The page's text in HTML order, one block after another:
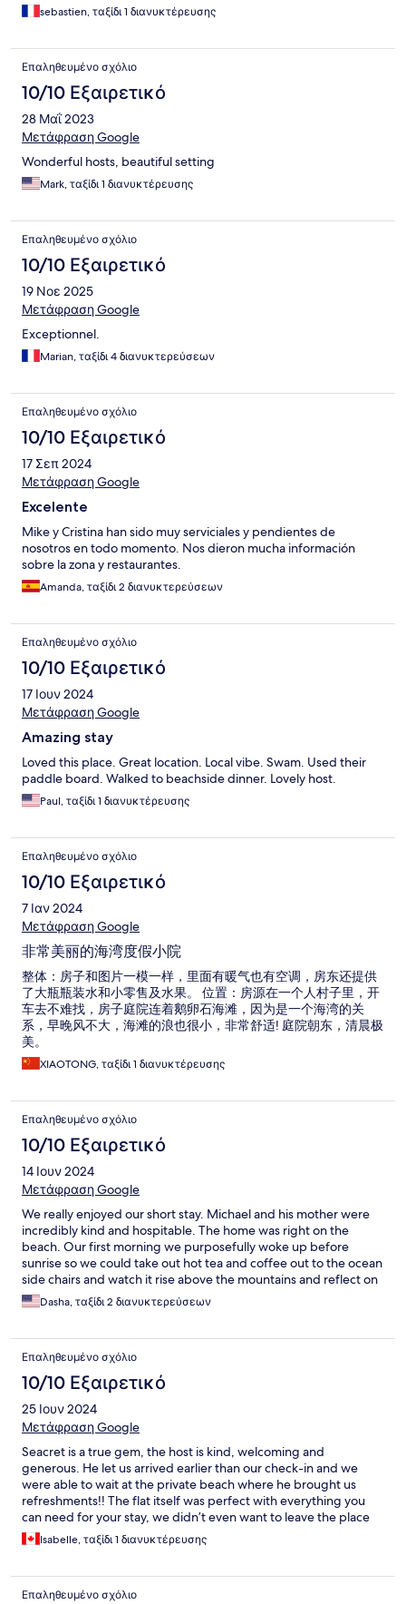
sebastien, ταξίδι 1 διανυκτέρευσης
Επαληθευμένο σχόλιο
10/10 Εξαιρετικό
28 Μαΐ 2023
Μετάφραση Google
Wonderful hosts, beautiful setting
Mark, ταξίδι 1 διανυκτέρευσης
Επαληθευμένο σχόλιο
10/10 Εξαιρετικό
19 Νοε 2025
Μετάφραση Google
Exceptionnel.
Marian, ταξίδι 4 διανυκτερεύσεων
Επαληθευμένο σχόλιο
10/10 Εξαιρετικό
17 Σεπ 2024
Μετάφραση Google
Excelente
Mike y Cristina han sido muy serviciales y pendientes de
nosotros en todo momento. Nos dieron mucha información
sobre la zona y restaurantes.
Amanda, ταξίδι 2 διανυκτερεύσεων
Επαληθευμένο σχόλιο
10/10 Εξαιρετικό
17 Ιουν 2024
Μετάφραση Google
Amazing stay
Loved this place. Great location. Local vibe. Swam. Used their
paddle board. Walked to beachside dinner. Lovely host.
Paul, ταξίδι 1 διανυκτέρευσης
Επαληθευμένο σχόλιο
10/10 Εξαιρετικό
7 Ιαν 2024
Μετάφραση Google
非常美丽的海湾度假小院
整体：房子和图片一模一样，里面有暖气也有空调，房东还提供
了大瓶瓶装水和小零售及水果。 位置：房源在一个人村子里，开
车去不难找，房子庭院连着鹅卵石海滩，因为是一个海湾的关
系，早晚风不大，海滩的浪也很小，非常舒适! 庭院朝东，清晨极
美。
XIAOTONG, ταξίδι 1 διανυκτέρευσης
Επαληθευμένο σχόλιο
10/10 Εξαιρετικό
14 Ιουν 2024
Μετάφραση Google
We really enjoyed our short stay. Michael and his mother were
incredibly kind and hospitable. The home was right on the
beach. Our first morning we purposefully woke up before
sunrise so we could take out hot tea and coffee out to the ocean
side chairs and watch it rise above the mountains and reflect on
the water. Gorgeous! Local restaurants are within walking
distance along the shore. It was an amazing stay!
Dasha, ταξίδι 2 διανυκτερεύσεων
Επαληθευμένο σχόλιο
10/10 Εξαιρετικό
25 Ιουν 2024
Μετάφραση Google
Seacret is a true gem, the host is kind, welcoming and
generous. He let us arrived earlier than our check-in and we
were able to wait at the private beach where he brought us
refreshments!! The flat itself was perfect with everything you
can need for your stay, we didn’t even want to leave the place
for dinner as we felt right at home! Our 5 years old daughter
truly enjoyed the small playground toy and obviously the beach!
Isabelle, ταξίδι 1 διανυκτέρευσης
Επαληθευμένο σχόλιο